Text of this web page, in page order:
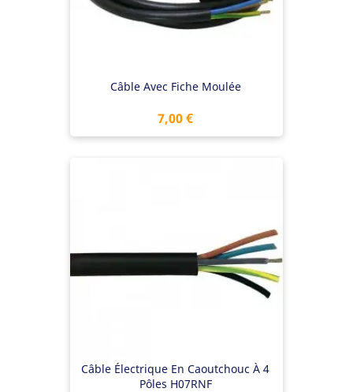
Câble Avec Fiche Moulée
Prix
7,00 €
Câble Électrique En Caoutchouc À 4
Pôles H07RNF